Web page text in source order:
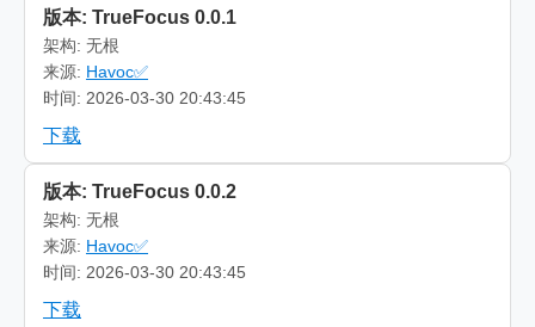
版本: TrueFocus 0.0.1
架构: 无根
来源: Havoc✅
时间: 2026-03-30 20:43:45
下载
版本: TrueFocus 0.0.2
架构: 无根
来源: Havoc✅
时间: 2026-03-30 20:43:45
下载